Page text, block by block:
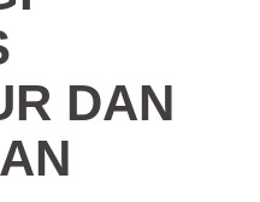
DAN